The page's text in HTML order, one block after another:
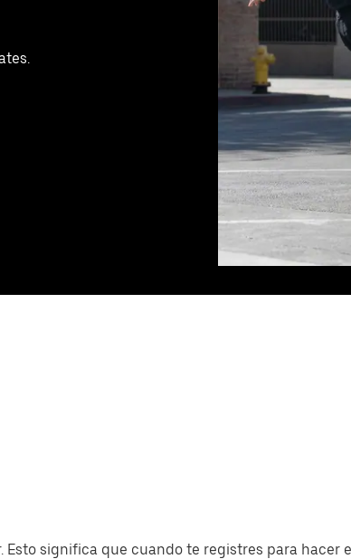
significa que cuando te registres para hacer